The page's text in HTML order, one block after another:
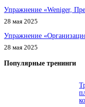
Упражнение «Weniger,
28 мая 2025
Упражнение
28 мая 2025
Популярные тренинги